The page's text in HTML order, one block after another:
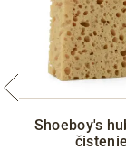
Shoeboy's
čistenie